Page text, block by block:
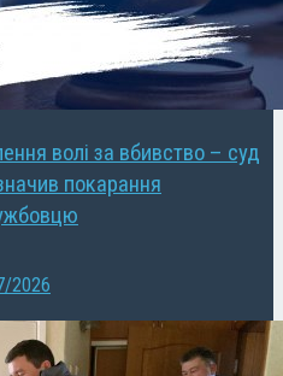
волі за вбивство – суд
покарання
2026